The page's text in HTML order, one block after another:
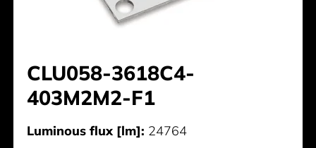
CLU058-3618C4-
403M2M2-F1
Luminous flux [lm]: 24764